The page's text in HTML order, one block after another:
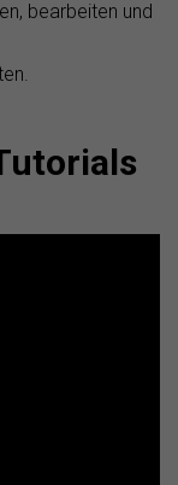
bearbeiten und